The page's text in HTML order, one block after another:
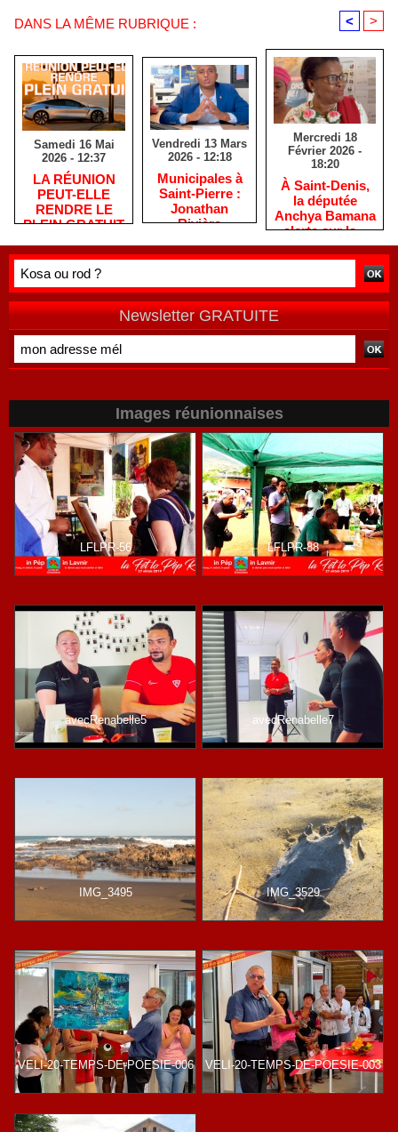
DANS LA MÊME RUBRIQUE : < >
Samedi 16 Mai
2026 - 12:37
​LA RÉUNION
PEUT-ELLE
RENDRE LE
PLEIN GRATUIT
Vendredi 13 Mars
2026 - 12:18
​Municipales à
Saint-Pierre :
Jonathan
Rivière
habitants après
de terrain
Mercredi 18
Février 2026 -
18:20
​À Saint-Denis,
la députée
Anchya Bamana
alerte sur la «
double peine »
vécue par
Newsletter GRATUITE
Images réunionnaises
LFLPR-56 LFLPR-88
avecRenabelle5 avecRenabelle7
IMG_3495 IMG_3529
VELI-20-TEMPS-DE-POESIE-006 VELI-20-TEMPS-DE-POESIE-003